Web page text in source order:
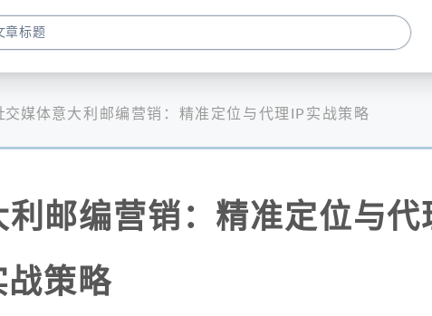
交媒体意大利邮编营销：精准定位与代理IP实战策略
利邮编营销：精准定位与代
战策略